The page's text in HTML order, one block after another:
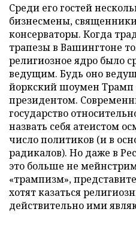
Среди его гостей
бизнесмены,
консерваторы. Когда
трапезы в Вашингтоне
религиозное ядро было
ведущим. Будь оно
йоркский шоумен Трамп
президентом.
государство
назвать себя атеистом
число политиков (и в
радикалов). Но даже в
это больше не
«трампизм»,
хотят казаться
действительно ими